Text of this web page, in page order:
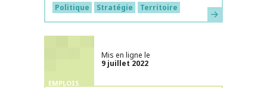
Politique
Stratégie Territoire En savoir plus
EMPLOIS
Mis en ligne le
9 juillet 2022